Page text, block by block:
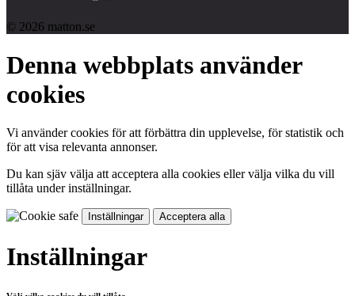
© 2026 matton.se
Denna webbplats använder
cookies
Vi använder cookies för att förbättra din upplevelse, för statistik och
för att visa relevanta annonser.
Du kan sjäv välja att acceptera alla cookies eller välja vilka du vill
tillåta under inställningar.
Inställningar Acceptera alla
Inställningar